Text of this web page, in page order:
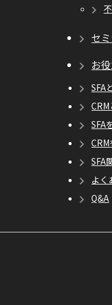
セ
お
SFA
SFA
SFA
よく
Q&A